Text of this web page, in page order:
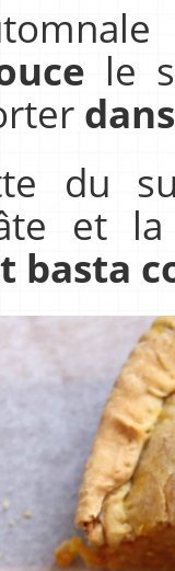
le
du
et
basta